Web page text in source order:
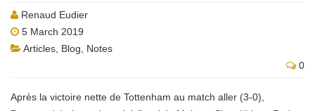
Renaud Eudier
5 March 2019
Articles Blog
Notes
0
Après la victoire nette de Tottenham au match aller (3-0),